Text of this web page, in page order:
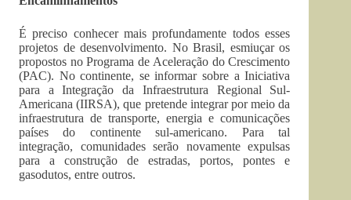
É preciso conhecer mais profundamente todos esses
projetos de desenvolvimento. No Brasil, esmiuçar os
propostos no Programa de Aceleração do Crescimento
(PAC). No continente, se informar sobre a Iniciativa
para a Integração da Infraestrutura Regional Sul-
Americana (IIRSA), que pretende integrar por meio da
infraestrutura de transporte, energia e comunicações
países do continente sul-americano. Para tal
integração, comunidades serão novamente expulsas
para a construção de estradas, portos, pontes e
gasodutos, entre outros.